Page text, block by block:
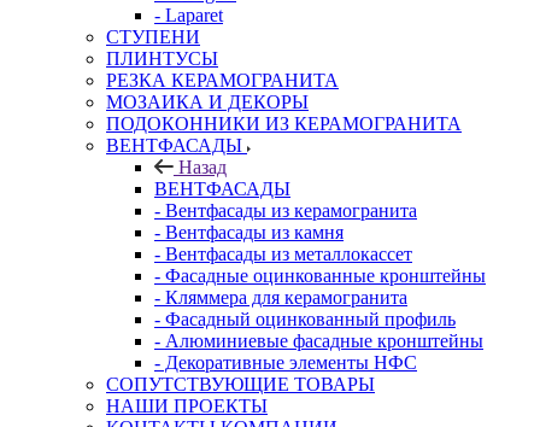
- Laparet
СТУПЕНИ
ПЛИНТУСЫ
РЕЗКА КЕРАМОГРАНИТА
МОЗАИКА И ДЕКОРЫ
ПОДОКОННИКИ ИЗ КЕРАМОГРАНИТА
ВЕНТФАСАДЫ
Назад
ВЕНТФАСАДЫ
- Вентфасады из керамогранита
- Вентфасады из камня
- Вентфасады из металлокассет
- Фасадные оцинкованные кронштейны
- Кляммера для керамогранита
- Фасадный оцинкованный профиль
- Алюминиевые фасадные кронштейны
- Декоративные элементы НФС
СОПУТСТВУЮЩИЕ ТОВАРЫ
НАШИ ПРОЕКТЫ